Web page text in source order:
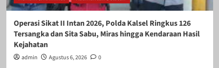
Operasi Sikat II Intan 2026, Polda Kalsel Ringkus 126
Tersangka dan Sita Sabu, Miras hingga Kendaraan Hasil
Kejahatan
admin Agustus 6, 2026 0